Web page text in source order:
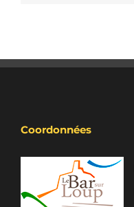
Coordonnées